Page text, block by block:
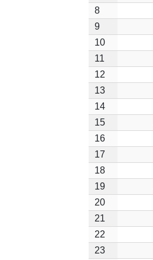
8
9
10
11
12
13
14
15
16
17
18
19
20
21
22
23